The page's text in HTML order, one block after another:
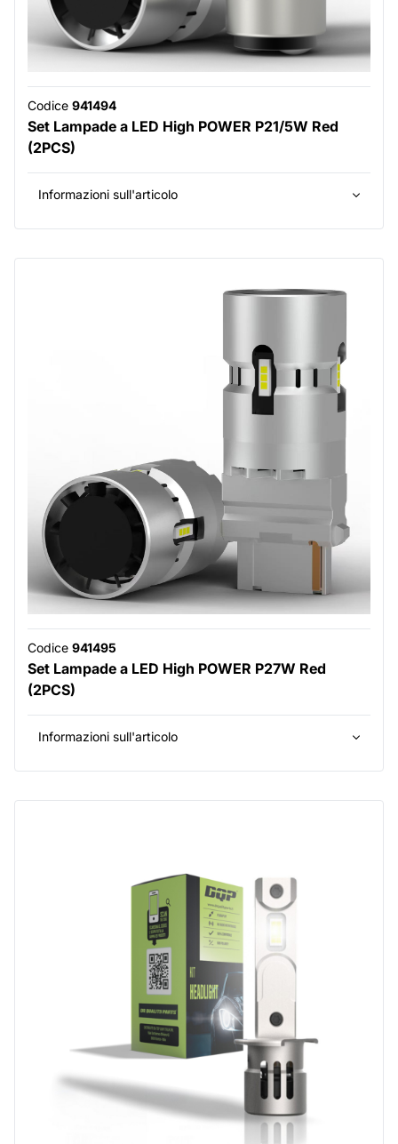
Codice 941494
Set Lampade a LED High POWER P21/5W Red
(2PCS)
Informazioni sull'articolo
Codice 941495
Set Lampade a LED High POWER P27W Red
(2PCS)
Informazioni sull'articolo